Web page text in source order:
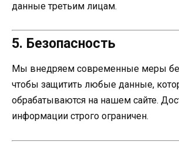
данные третьим лицам.
5. Безопасность
Мы внедряем современные меры
чтобы защитить любые данные,
обрабатываются на нашем сайте.
информации строго ограничен.